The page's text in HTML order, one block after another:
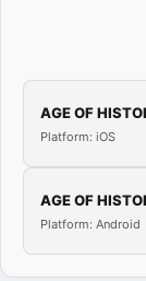
AGE OF
Platform: iOS
AGE OF
Platform: Android